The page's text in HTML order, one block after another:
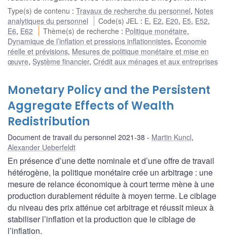
Type(s) de contenu : Travaux de recherche du personnel, Notes
analytiques du personnel
Code(s) JEL : E, E2, E20, E5, E52,
E6, E62 Thème(s) de recherche : Politique monétaire,
Dynamique de l’inflation et pressions inflationnistes, Économie
réelle et prévisions, Mesures de politique monétaire et mise en
œuvre, Système financier, Crédit aux ménages et aux entreprises
Monetary Policy and the Persistent
Aggregate Effects of Wealth
Redistribution
Document de travail du personnel 2021-38 Martin Kuncl,
Alexander Ueberfeldt
En présence d’une dette nominale et d’une offre de travail
hétérogène, la politique monétaire crée un arbitrage : une
mesure de relance économique à court terme mène à une
production durablement réduite à moyen terme. Le ciblage
du niveau des prix atténue cet arbitrage et réussit mieux à
stabiliser l’inflation et la production que le ciblage de
l’inflation.